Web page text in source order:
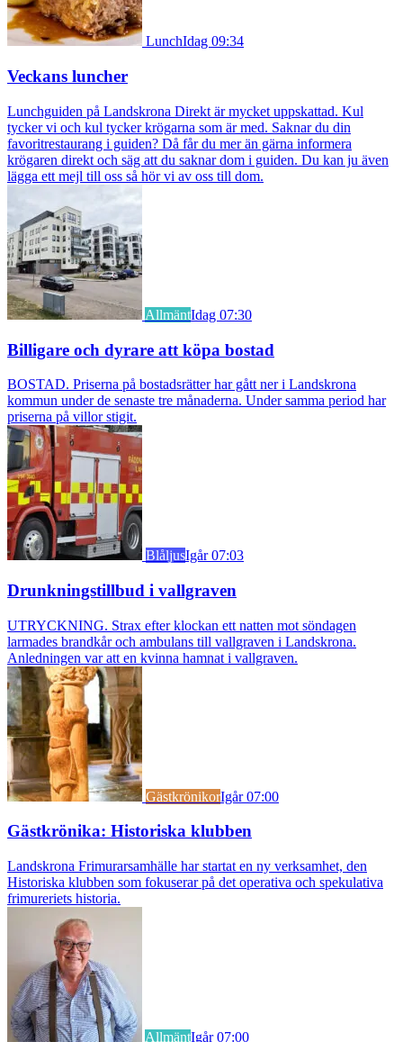
LunchIdag 09:34
Veckans luncher
Lunchguiden på Landskrona Direkt är mycket uppskattad. Kul
tycker vi och kul tycker krögarna som är med. Saknar du din
favoritrestaurang i guiden? Då får du mer än gärna informera
krögaren direkt och säg att du saknar dom i guiden. Du kan ju även
lägga ett mejl till oss så hör vi av oss till dom.
AllmäntIdag 07:30
Billigare och dyrare att köpa bostad
BOSTAD. Priserna på bostadsrätter har gått ner i Landskrona
kommun under de senaste tre månaderna. Under samma period har
priserna på villor stigit.
BlåljusIgår 07:03
Drunkningstillbud i vallgraven
UTRYCKNING. Strax efter klockan ett natten mot söndagen
larmades brandkår och ambulans till vallgraven i Landskrona.
Anledningen var att en kvinna hamnat i vallgraven.
GästkrönikorIgår 07:00
Gästkrönika: Historiska klubben
Landskrona Frimurarsamhälle har startat en ny verksamhet, den
Historiska klubben som fokuserar på det operativa och spekulativa
frimureriets historia.
AllmäntIgår 07:00